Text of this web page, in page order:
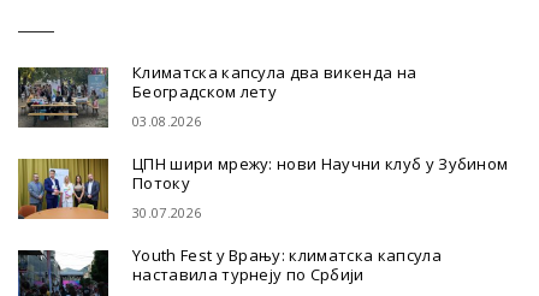
Климатска капсула два викенда на
Београдском лету
03.08.2026
ЦПН шири мрежу: нови Научни клуб у Зубином
Потоку
30.07.2026
Youth Fest у Врању: климатска капсула
наставила турнеју по Србији